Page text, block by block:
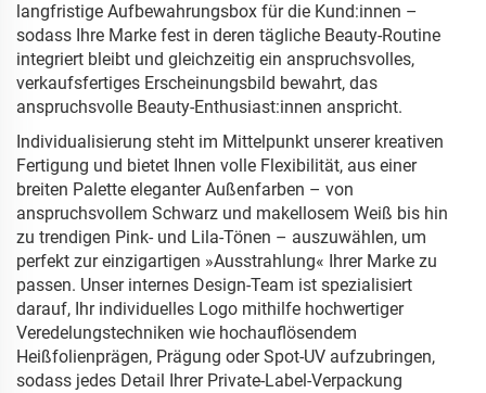
langfristige Aufbewahrungsbox für die Kund:innen –
sodass Ihre Marke fest in deren tägliche Beauty-Routine
integriert bleibt und gleichzeitig ein anspruchsvolles,
verkaufsfertiges Erscheinungsbild bewahrt, das
anspruchsvolle Beauty-Enthusiast:innen anspricht.
Individualisierung steht im Mittelpunkt unserer kreativen
Fertigung und bietet Ihnen volle Flexibilität, aus einer
breiten Palette eleganter Außenfarben – von
anspruchsvollem Schwarz und makellosem Weiß bis hin
zu trendigen Pink- und Lila-Tönen – auszuwählen, um
perfekt zur einzigartigen »Ausstrahlung« Ihrer Marke zu
passen. Unser internes Design-Team ist spezialisiert
darauf, Ihr individuelles Logo mithilfe hochwertiger
Veredelungstechniken wie hochauflösendem
Heißfolienprägen, Prägung oder Spot-UV aufzubringen,
sodass jedes Detail Ihrer Private-Label-Verpackung